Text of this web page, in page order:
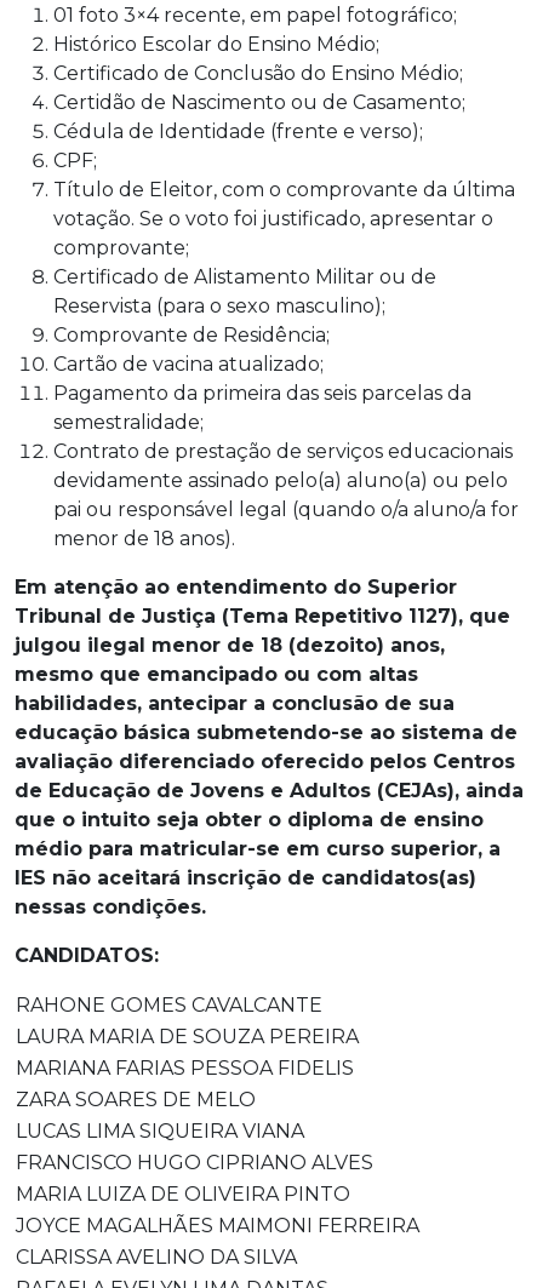
01 foto 3×4 recente, em papel fotográfico;
Histórico Escolar do Ensino Médio;
Certificado de Conclusão do Ensino Médio;
Certidão de Nascimento ou de Casamento;
Cédula de Identidade (frente e verso);
CPF;
Título de Eleitor, com o comprovante da última
votação. Se o voto foi justificado, apresentar o
comprovante;
Certificado de Alistamento Militar ou de
Reservista (para o sexo masculino);
Comprovante de Residência;
Cartão de vacina atualizado;
Pagamento da primeira das seis parcelas da
semestralidade;
Contrato de prestação de serviços educacionais
devidamente assinado pelo(a) aluno(a) ou pelo
pai ou responsável legal (quando o/a aluno/a for
menor de 18 anos).
Em atenção ao entendimento do Superior
Tribunal de Justiça (Tema Repetitivo 1127), que
julgou ilegal menor de 18 (dezoito) anos,
mesmo que emancipado ou com altas
habilidades, antecipar a conclusão de sua
educação básica submetendo-se ao sistema de
avaliação diferenciado oferecido pelos Centros
de Educação de Jovens e Adultos (CEJAs), ainda
que o intuito seja obter o diploma de ensino
médio para matricular-se em curso superior, a
IES não aceitará inscrição de candidatos(as)
nessas condições.
CANDIDATOS:
RAHONE GOMES CAVALCANTE
LAURA MARIA DE SOUZA PEREIRA
MARIANA FARIAS PESSOA FIDELIS
ZARA SOARES DE MELO
LUCAS LIMA SIQUEIRA VIANA
FRANCISCO HUGO CIPRIANO ALVES
MARIA LUIZA DE OLIVEIRA PINTO
JOYCE MAGALHÃES MAIMONI FERREIRA
CLARISSA AVELINO DA SILVA